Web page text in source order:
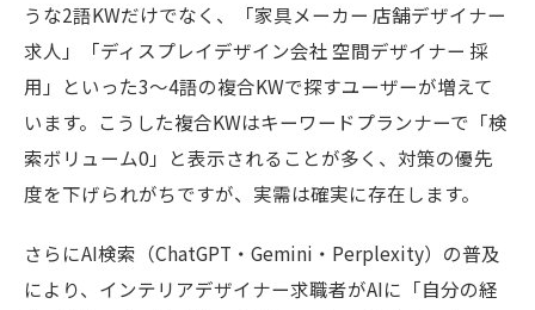
うな2語KWだけでなく、「家具メーカー 店舗デザイナー
求人」「ディスプレイデザイン会社 空間デザイナー 採
用」といった3〜4語の複合KWで探すユーザーが増えて
います。こうした複合KWはキーワードプランナーで「検
索ボリューム0」と表示されることが多く、対策の優先
度を下げられがちですが、実需は確実に存在します。
さらにAI検索（ChatGPT・Gemini・Perplexity）の普及
により、インテリアデザイナー求職者がAIに「自分の経